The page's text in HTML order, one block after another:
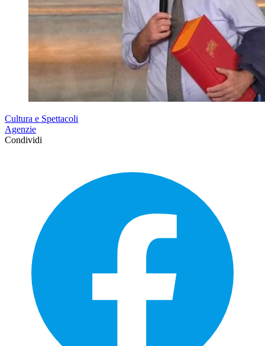
Cultura e Spettacoli
Agenzie
Condividi